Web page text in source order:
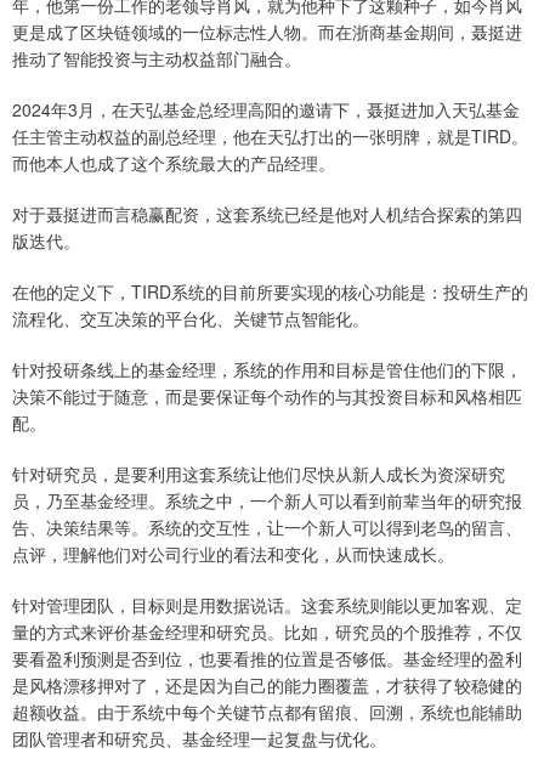
年，他第一份工作的老领导肖风，就为他种下了这颗种子，如今肖风
更是成了区块链领域的一位标志性人物。而在浙商基金期间，聂挺进
推动了智能投资与主动权益部门融合。
2024年3月，在天弘基金总经理高阳的邀请下，聂挺进加入天弘基金
任主管主动权益的副总经理，他在天弘打出的一张明牌，就是TIRD。
而他本人也成了这个系统最大的产品经理。
对于聂挺进而言稳赢配资，这套系统已经是他对人机结合探索的第四
版迭代。
在他的定义下，TIRD系统的目前所要实现的核心功能是：投研生产的
流程化、交互决策的平台化、关键节点智能化。
针对投研条线上的基金经理，系统的作用和目标是管住他们的下限，
决策不能过于随意，而是要保证每个动作的与其投资目标和风格相匹
配。
针对研究员，是要利用这套系统让他们尽快从新人成长为资深研究
员，乃至基金经理。系统之中，一个新人可以看到前辈当年的研究报
告、决策结果等。系统的交互性，让一个新人可以得到老鸟的留言、
点评，理解他们对公司行业的看法和变化，从而快速成长。
针对管理团队，目标则是用数据说话。这套系统则能以更加客观、定
量的方式来评价基金经理和研究员。比如，研究员的个股推荐，不仅
要看盈利预测是否到位，也要看推的位置是否够低。基金经理的盈利
是风格漂移押对了，还是因为自己的能力圈覆盖，才获得了较稳健的
超额收益。由于系统中每个关键节点都有留痕、回溯，系统也能辅助
团队管理者和研究员、基金经理一起复盘与优化。